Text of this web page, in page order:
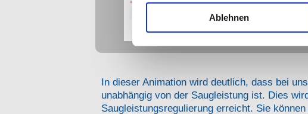
Ablehnen
In dieser Animation wird deutlich, dass bei
unabhängig von der Saugleistung ist. Dies
Saugleistungsregulierung erreicht. Sie